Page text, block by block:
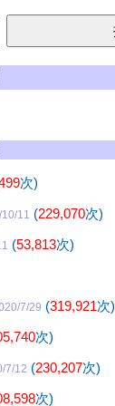
次)
11 (229,070次)
(53,813次)
7/29 (319,921次)
次)
7/12 (230,207次)
次)